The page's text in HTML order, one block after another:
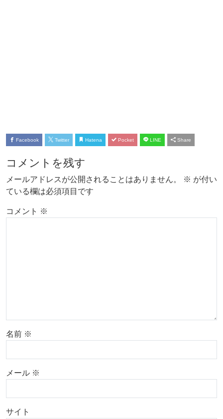
Facebook Twitter Hatena Pocket LINE Share
コメントを残す
メールアドレスが公開されることはありません。 ※ が付い
ている欄は必須項目です
コメント ※
名前 ※
メール ※
サイト